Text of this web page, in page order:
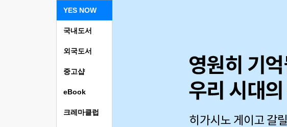
YES NOW
국내도서
외국도서
중고샵
eBook
크레마클럽